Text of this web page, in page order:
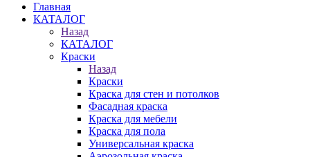
Главная
КАТАЛОГ
Назад
КАТАЛОГ
Краски
Назад
Краски
Краска для стен и потолков
Фасадная краска
Краска для мебели
Краска для пола
Универсальная краска